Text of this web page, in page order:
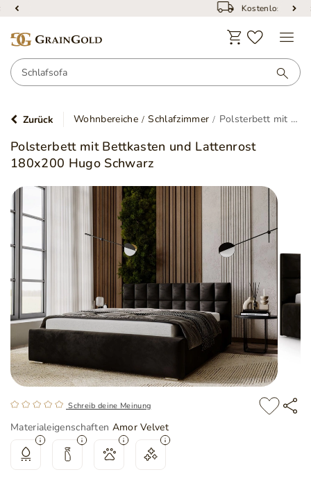
Zurück Wohnbereiche Schlafzimmer Polsterbett mit Bettkasten und Lattenrost 180x200 Hugo Schwarz
Polsterbett mit Bettkasten und Lattenrost
180x200 Hugo Schwarz
Schreib deine Meinung
Materialeigenschaften Amor Velvet